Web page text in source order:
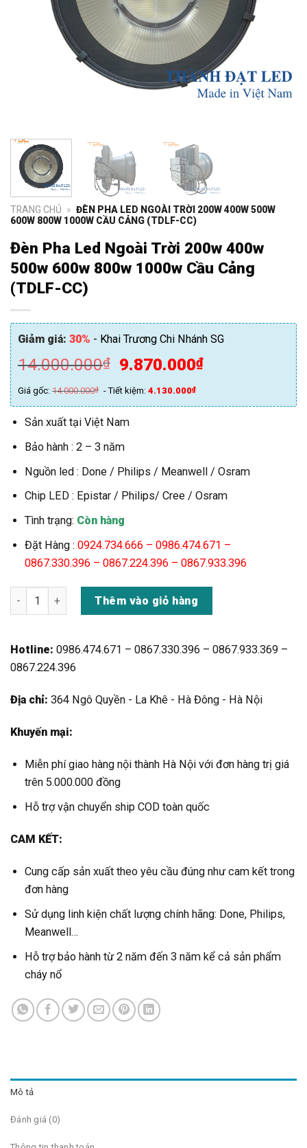
TRANG CHỦ » ĐÈN PHA LED NGOÀI TRỜI 200W 400W 500W
600W 800W 1000W CẦU CẢNG (TDLF-CC)
Đèn Pha Led Ngoài Trời 200w 400w
500w 600w 800w 1000w Cầu Cảng
(TDLF-CC)
Giảm giá: 30% - Khai Trương Chi Nhánh SG
14.000.000₫
Giá
là:
14.000.000₫.
9.870.000₫Giá
là:
Giá gốc: 14.000.000₫ - Tiết kiệm: 4.130.000₫
Sản xuất tại Việt Nam
Bảo hành : 2 – 3 năm
Nguồn led : Done / Philips / Meanwell / Osram
Chip LED : Epistar / Philips/ Cree / Osram
Tình trạng: Còn hàng
Đặt Hàng :0924.734.666 – 0986.474.671 –
0867.330.396 – 0867.224.396 – 0867.933.396
Đèn Pha Led Ngoài Trời 200w 400w 500w 600w 800w 1000w
Thêm vào giỏ hàng
Hotline: 0986.474.671 – 0867.330.396 – 0867.933.369 –
0867.224.396
Địa chỉ: 364 Ngô Quyền - La Khê - Hà Đông - Hà Nội
Khuyến mại:
Miễn phí giao hàng nội thành Hà Nội với đơn hàng trị giá
trên 5.000.000 đồng
Hỗ trợ vận chuyển ship COD toàn quốc
CAM KẾT:
Cung cấp sản xuất theo yêu cầu đúng như cam kết trong
đơn hàng
Sử dụng linh kiện chất lượng chính hãng: Done, Philips,
Meanwell…
Hỗ trợ bảo hành từ 2 năm đến 3 năm kể cả sản phẩm
cháy nổ
Mô tả
Đánh giá (0)